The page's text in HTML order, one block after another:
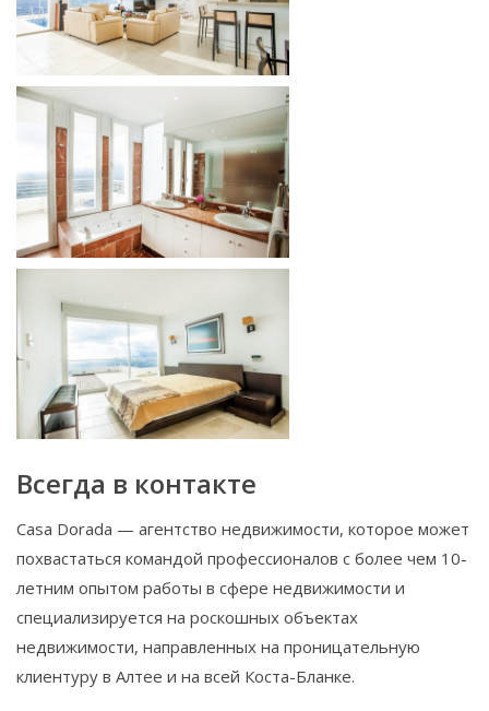
Всегда в контакте
Casa Dorada — агентство недвижимости, которое может
похвастаться командой профессионалов с более чем 10-
летним опытом работы в сфере недвижимости и
специализируется на роскошных объектах
недвижимости, направленных на проницательную
клиентуру в Алтее и на всей Коста-Бланке.